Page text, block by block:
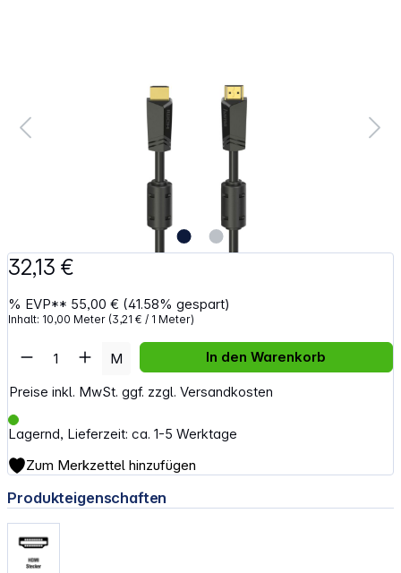
32,13 €
% EVP** 55,00 € (41.58% gespart)
Inhalt: 10,00 Meter (3,21 € / 1 Meter)
Preise inkl. MwSt. ggf. zzgl. Versandkosten
Lagernd, Lieferzeit: ca. 1-5 Werktage
Artikel Anzahl: Gib den gewünschten
M In den Warenkorb
Zum Merkzettel hinzufügen
Produkteigenschaften